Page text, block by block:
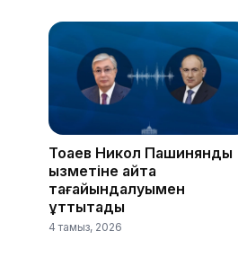
Тоқаев Никол Пашинянды
қызметіне қайта
тағайындалуымен
құттықтады
4 тамыз, 2026